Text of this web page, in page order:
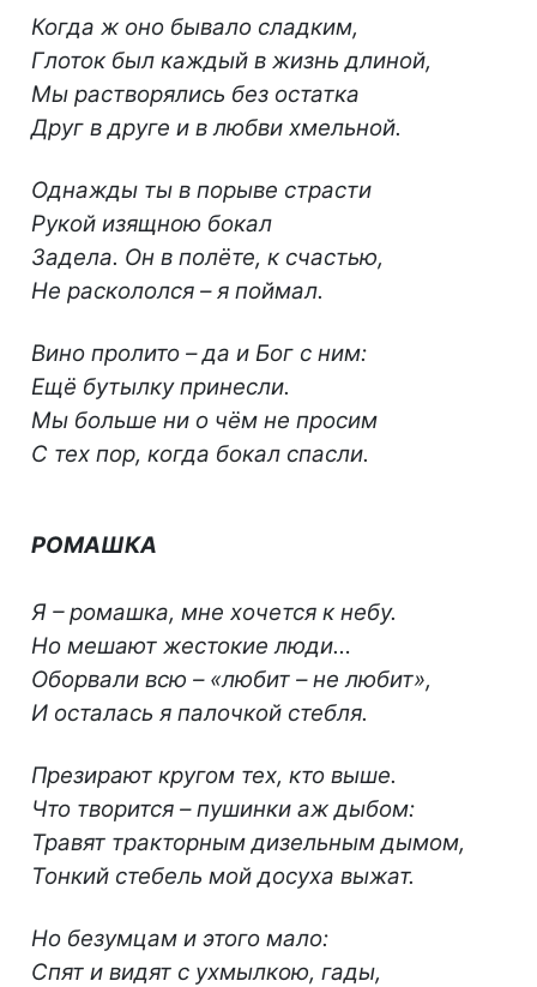
Когда ж оно бывало сладким,
Глоток был каждый в жизнь длиной,
Мы растворялись без остатка
Друг в друге и в любви хмельной.
Однажды ты в порыве страсти
Рукой изящною бокал
Задела. Он в полёте, к счастью,
Не раскололся – я поймал.
Вино пролито – да и Бог с ним:
Ещё бутылку принесли.
Мы больше ни о чём не просим
С тех пор, когда бокал спасли.
РОМАШКА
Я – ромашка, мне хочется к небу.
Но мешают жестокие люди…
Оборвали всю – «любит – не любит»,
И осталась я палочкой стебля.
Презирают кругом тех, кто выше.
Что творится – пушинки аж дыбом:
Травят тракторным дизельным дымом,
Тонкий стебель мой досуха выжат.
Но безумцам и этого мало:
Спят и видят с ухмылкою, гады,